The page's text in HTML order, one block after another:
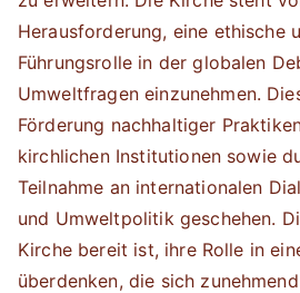
Herausforderung, eine ethische
Führungsrolle in der globalen
Umweltfragen einzunehmen.
Förderung nachhaltiger
kirchlichen Institutionen sowie
Teilnahme an internationalen
und Umweltpolitik geschehen.
Kirche bereit ist, ihre Rolle in
überdenken, die sich